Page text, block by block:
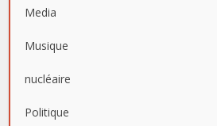
Media
Musique
nucléaire
Politique